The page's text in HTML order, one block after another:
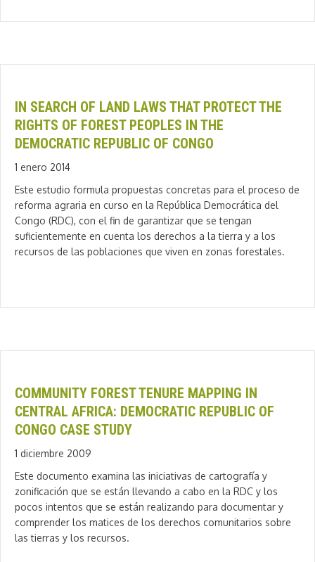
IN SEARCH OF LAND LAWS THAT PROTECT THE
RIGHTS OF FOREST PEOPLES IN THE
DEMOCRATIC REPUBLIC OF CONGO
1 enero 2014
Este estudio formula propuestas concretas para el proceso de
reforma agraria en curso en la República Democrática del
Congo (RDC), con el fin de garantizar que se tengan
suficientemente en cuenta los derechos a la tierra y a los
recursos de las poblaciones que viven en zonas forestales.
COMMUNITY FOREST TENURE MAPPING IN
CENTRAL AFRICA: DEMOCRATIC REPUBLIC OF
CONGO CASE STUDY
1 diciembre 2009
Este documento examina las iniciativas de cartografía y
zonificación que se están llevando a cabo en la RDC y los
pocos intentos que se están realizando para documentar y
comprender los matices de los derechos comunitarios sobre
las tierras y los recursos.